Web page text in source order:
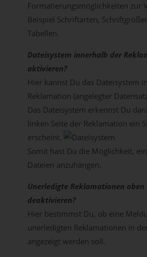
Formatierungsmöglichkeiten zur
Beispiel Schriftarten,
Tabellen.
Dateisystem innerhalb der
aktivieren?
Hier kannst Du das Dateisystem
Reklamation (angelegter
Das Dateisystem erkennst Du
linken Seite der Reklamation ein
erscheint.
Somit hast Du die Möglichkeit,
Dateien anzuhängen.
Unerledigte Reklamationen oben
deaktivieren?
Hier bestimmst Du, ob eine
unerledigten Reklamationen in
angezeigt werden soll.